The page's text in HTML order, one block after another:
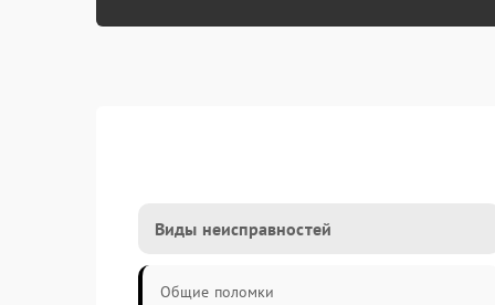
Виды неисправностей
Общие поломки